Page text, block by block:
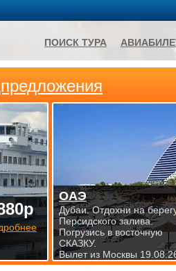
ОАЭ
Дубаи. Отдохни на
Персидского залива.
Погрузись в восточную
СКАЗКУ.
Вылет из Москвы
ПОИСК ТУРА